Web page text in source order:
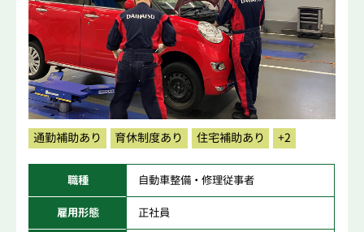
通勤補助あり 育休制度あり 住宅補助あり +2
職種 自動車整備・修理従事者
雇用形態 正社員